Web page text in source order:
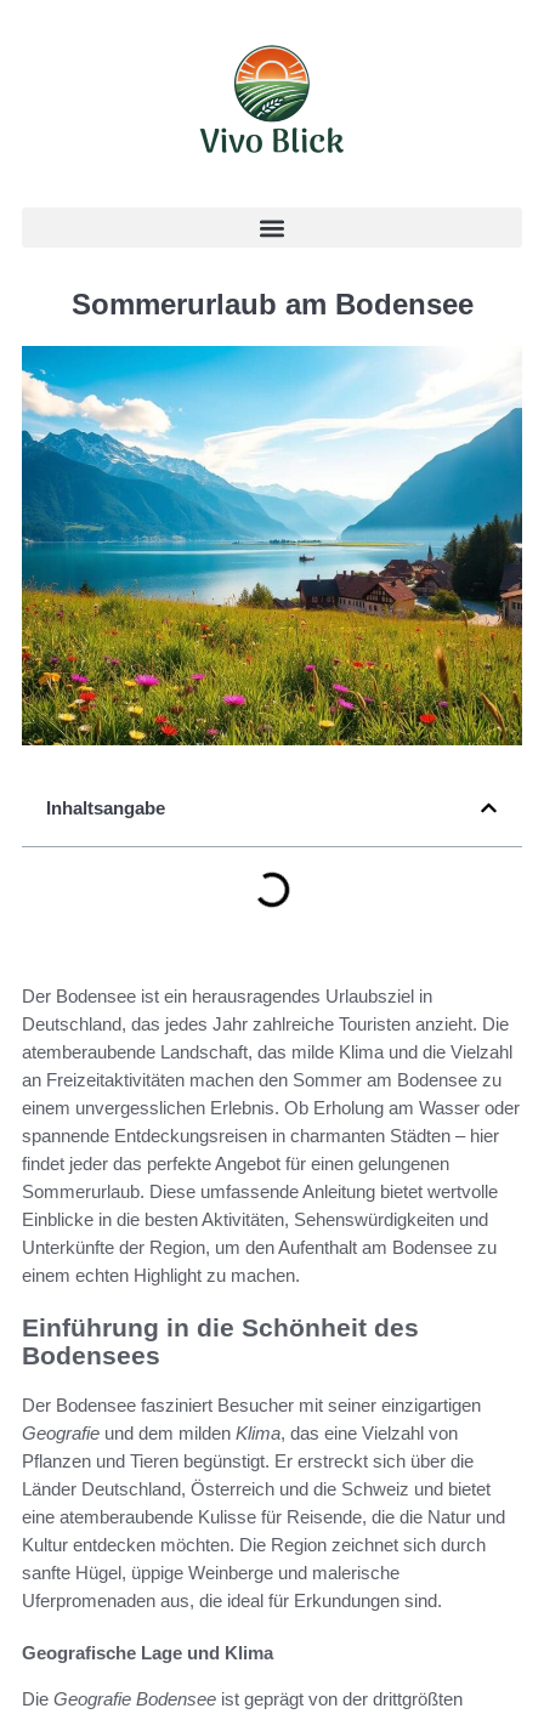
Sommerurlaub am Bodensee
Inhaltsangabe
Der Bodensee ist ein herausragendes Urlaubsziel in
Deutschland, das jedes Jahr zahlreiche Touristen anzieht. Die
atemberaubende Landschaft, das milde Klima und die Vielzahl
an Freizeitaktivitäten machen den Sommer am Bodensee zu
einem unvergesslichen Erlebnis. Ob Erholung am Wasser oder
spannende Entdeckungsreisen in charmanten Städten – hier
findet jeder das perfekte Angebot für einen gelungenen
Sommerurlaub. Diese umfassende Anleitung bietet wertvolle
Einblicke in die besten Aktivitäten, Sehenswürdigkeiten und
Unterkünfte der Region, um den Aufenthalt am Bodensee zu
einem echten Highlight zu machen.
Einführung in die Schönheit des
Bodensees
Der Bodensee fasziniert Besucher mit seiner einzigartigen
Geografie und dem milden Klima, das eine Vielzahl von
Pflanzen und Tieren begünstigt. Er erstreckt sich über die
Länder Deutschland, Österreich und die Schweiz und bietet
eine atemberaubende Kulisse für Reisende, die die Natur und
Kultur entdecken möchten. Die Region zeichnet sich durch
sanfte Hügel, üppige Weinberge und malerische
Uferpromenaden aus, die ideal für Erkundungen sind.
Geografische Lage und Klima
Die Geografie Bodensee ist geprägt von der drittgrößten